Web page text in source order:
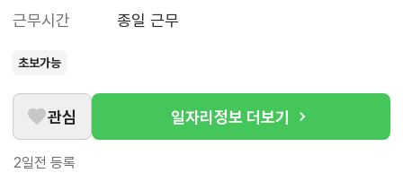
근무시간
종일 근무
초보가능
관심 일자리정보 더보기
2일전 등록